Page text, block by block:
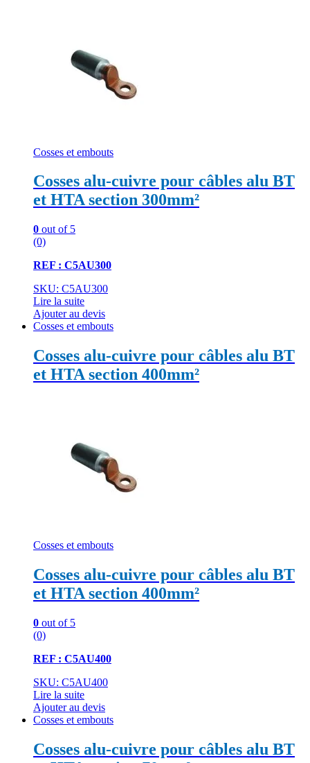
Cosses et embouts
Cosses alu-cuivre pour câbles alu BT
et HTA section 300mm²
0 out of 5
(0)
REF : C5AU300
SKU: C5AU300
Lire la suite
Ajouter au devis
Cosses et embouts
Cosses alu-cuivre pour câbles alu BT
et HTA section 400mm²
Cosses et embouts
Cosses alu-cuivre pour câbles alu BT
et HTA section 400mm²
0 out of 5
(0)
REF : C5AU400
SKU: C5AU400
Lire la suite
Ajouter au devis
Cosses et embouts
Cosses alu-cuivre pour câbles alu BT